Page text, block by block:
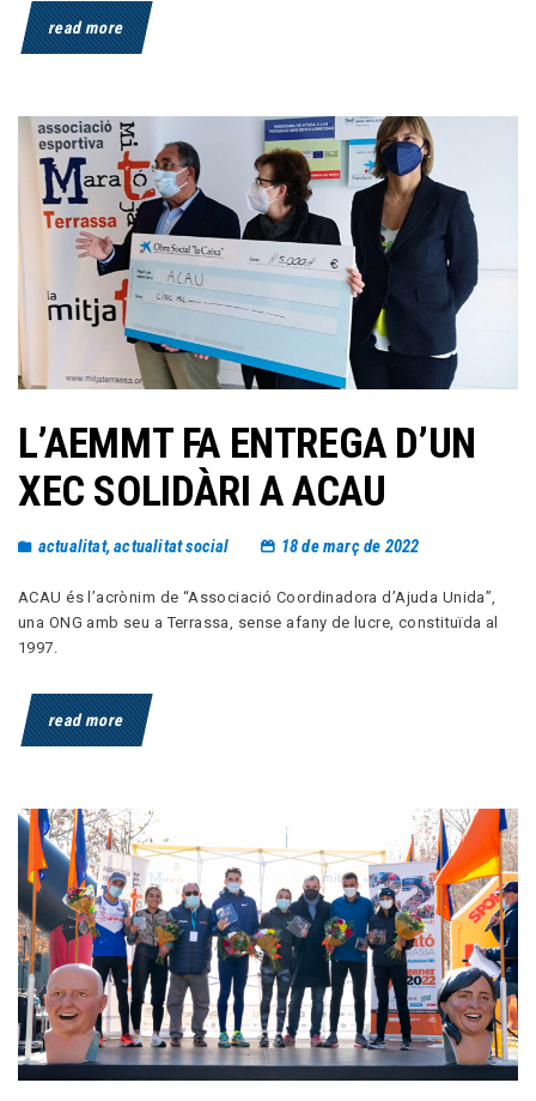
read more
L’AEMMT FA ENTREGA D’UN
XEC SOLIDÀRI A ACAU
actualitat,actualitat social 18 de març de 2022
ACAU és l’acrònim de “Associació Coordinadora d’Ajuda Unida”,
una ONG amb seu a Terrassa, sense afany de lucre, constituïda al
1997.
read more